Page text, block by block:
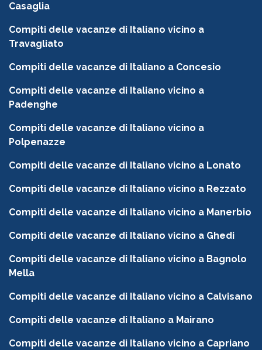
Casaglia
Compiti delle vacanze di Italiano vicino a
Travagliato
Compiti delle vacanze di Italiano a Concesio
Compiti delle vacanze di Italiano vicino a
Padenghe
Compiti delle vacanze di Italiano vicino a
Polpenazze
Compiti delle vacanze di Italiano vicino a Lonato
Compiti delle vacanze di Italiano vicino a Rezzato
Compiti delle vacanze di Italiano vicino a Manerbio
Compiti delle vacanze di Italiano vicino a Ghedi
Compiti delle vacanze di Italiano vicino a Bagnolo
Mella
Compiti delle vacanze di Italiano vicino a Calvisano
Compiti delle vacanze di Italiano a Mairano
Compiti delle vacanze di Italiano vicino a Capriano